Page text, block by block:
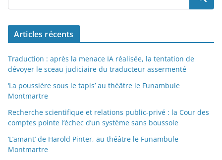
Articles récents
Traduction : après la menace IA réalisée, la tentation de
dévoyer le sceau judiciaire du traducteur assermenté
‘La poussière sous le tapis’ au théâtre le Funambule
Montmartre
Recherche scientifique et relations public-privé : la Cour des
comptes pointe l’échec d’un système sans boussole
‘L’amant’ de Harold Pinter, au théâtre le Funambule
Montmartre